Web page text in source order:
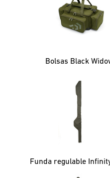
Bolsas Black